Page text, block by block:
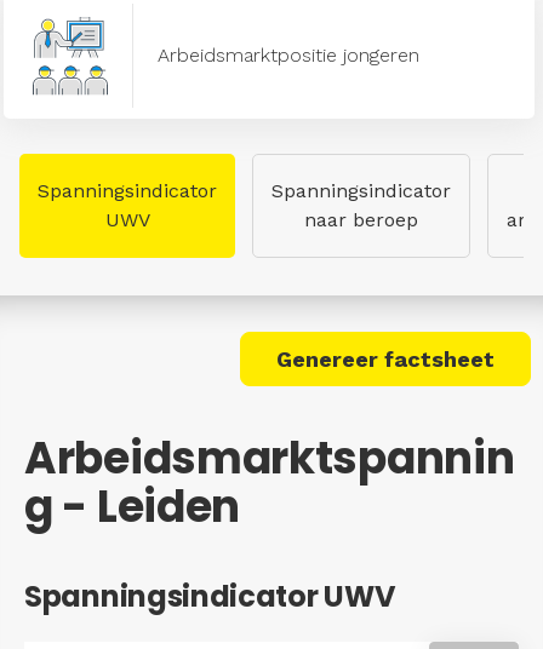
Arbeidsmarktpositie jongeren
Spanningsindicator
UWV
Spanningsindicator
naar beroep
Genereer factsheet
Arbeidsmarktspannin
g - Leiden
Spanningsindicator UWV